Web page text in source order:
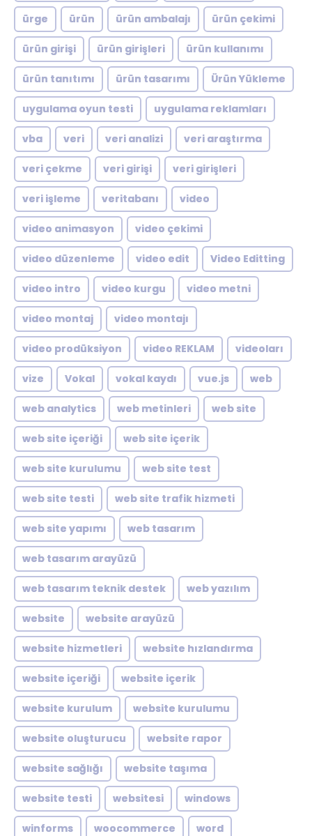
ürge ürün ürün ambalajı ürün çekimi
ürün girişi ürün girişleri ürün kullanımı
ürün tanıtımı ürün tasarımı Ürün Yükleme
uygulama oyun testi uygulama reklamları
vba veri veri analizi veri araştırma
veri çekme veri girişi veri girişleri
veri işleme veritabanı video
video animasyon video çekimi
video düzenleme video edit Video Editting
video intro video kurgu video metni
video montaj video montajı
video prodüksiyon video REKLAM videoları
vize Vokal vokal kaydı vue.js web
web analytics web metinleri web site
web site içeriği web site içerik
web site kurulumu web site test
web site testi web site trafik hizmeti
web site yapımı web tasarım
web tasarım arayüzü
web tasarım teknik destek web yazılım
website website arayüzü
website hizmetleri website hızlandırma
website içeriği website içerik
website kurulum website kurulumu
website oluşturucu website rapor
website sağlığı website taşıma
website testi websitesi windows
winforms woocommerce word